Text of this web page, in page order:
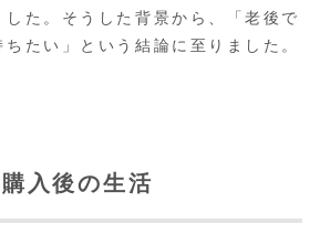
た。そうした背景から、「老後で
たい」という結論に至りました。
入後の生活